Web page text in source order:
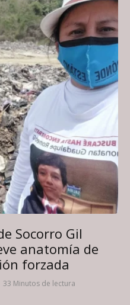
Socorro Gil
anatomía de
forzada
33 Minutos de lectura